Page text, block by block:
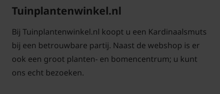
Tuinplantenwinkel.nl
Bij Tuinplantenwinkel.nl koopt u een Kardinaalsmuts
bij een betrouwbare partij. Naast de webshop is er
ook een groot planten- en bomencentrum; u kunt
ons echt bezoeken.